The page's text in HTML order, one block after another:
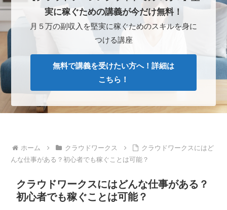
実に稼ぐための講義が今だけ無料！
月５万の副収入を堅実に稼ぐためのスキルを身に
つける講座
無料で講義を受けたい方へ！詳細は
こちら！
ホーム クラウドワークス
クラウドワークスにはど
んな仕事がある？初心者でも稼ぐことは可能？
クラウドワークスにはどんな仕事がある？
初心者でも稼ぐことは可能？